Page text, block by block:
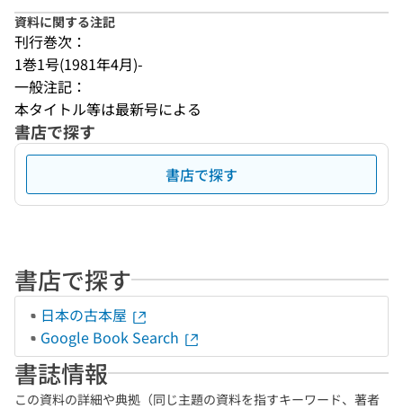
資料に関する注記
刊行巻次：
1巻1号(1981年4月)-
一般注記：
本タイトル等は最新号による
書店で探す
書店で探す
書店で探す
日本の古本屋
Google Book Search
書誌情報
この資料の詳細や典拠（同じ主題の資料を指すキーワード、著者